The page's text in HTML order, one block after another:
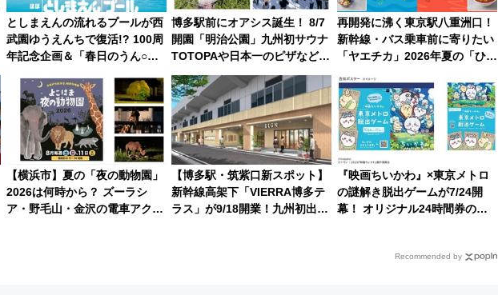
としまえんの流れるプールが西
武園ゆうえんちで復活!? 100周
年記念企画＆「春日のうん○ス
所沢へ遊びに行こう
博多駅前にオアシス誕生！ 8/7
開園「明治公園」九州初サウナ
TOTOPAや日本一のピザなど絶
品グルメ登場で駅前の過ごし方
はどう変わる？
再開発に沸く東京駅八重洲口！
新幹線・バス乗車前に寄りたい
「ヤエチカ」2026年夏の「ひん
【新店舗も！】
【横浜市】夏の「夜の動物園」
2026は何時から？ ズーラシ
ア・野毛山・金沢の電車アクセ
【博多駅・筑紫口新スポット】
新幹線高架下「VIERRA博多テ
ラス」が9/18開業！九州初出店
『映画ちいかわ』×東京メトロ
の謎解き脱出ゲームが7/24開
幕！ オリジナル24時間券の買
Recommended by